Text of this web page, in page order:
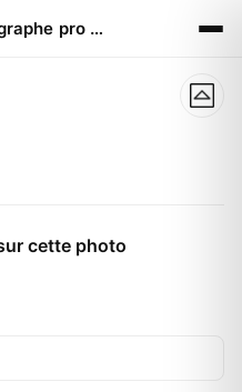
Marseille - Aix - Avignon
cette photo